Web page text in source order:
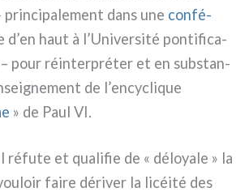
prin­ci­pa­le­ment dans une con­fé­
d’en haut à l’Université pon­ti­fi­ca­
pour réin­ter­pré­ter et en sub­stan­
de l’encyclique
» de Paul VI.
réfu­te et qua­li­fie de « déloya­le » la
fai­re déri­ver la licéi­té des